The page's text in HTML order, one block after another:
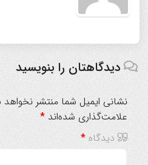
دیدگاهتان را بنویسید
نشانی ایمیل شما منتشر
علامت‌گذاری شده‌اند*
دیدگاه*